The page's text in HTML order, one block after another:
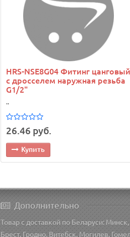
HRS-NSE8G04 Фитинг цанговый
с дросселем наружная резьба
G1/2"
..
26.46 руб.
Купить
Дополнительно
Товар с доставкой по Беларуси: Минск,
Брест, Гродно, Витебск, Могилев,